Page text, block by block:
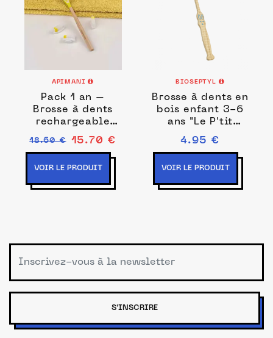
APIMANI
Pack 1 an –
Brosse à dents
rechargeable
pour enfant - La
mini Maline
18.60 € 15.70 €
VOIR LE PRODUIT
BIOSEPTYL
Brosse à dents en
bois enfant 3-6
ans "Le P'tit
Dubois"
4.95 €
VOIR LE PRODUIT
S'INSCRIRE